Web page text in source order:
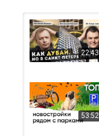
22:43
53:52